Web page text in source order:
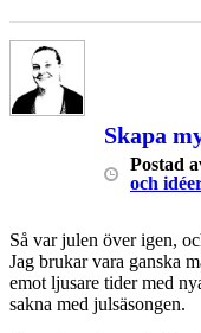
Skapa
Postad
och
Så var julen över igen,
Jag brukar vara ganska
emot ljusare tider med
sakna med julsäsongen.